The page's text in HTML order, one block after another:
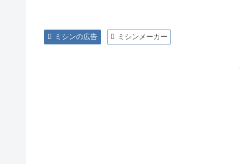
ミシンの広告 ミシンメーカー